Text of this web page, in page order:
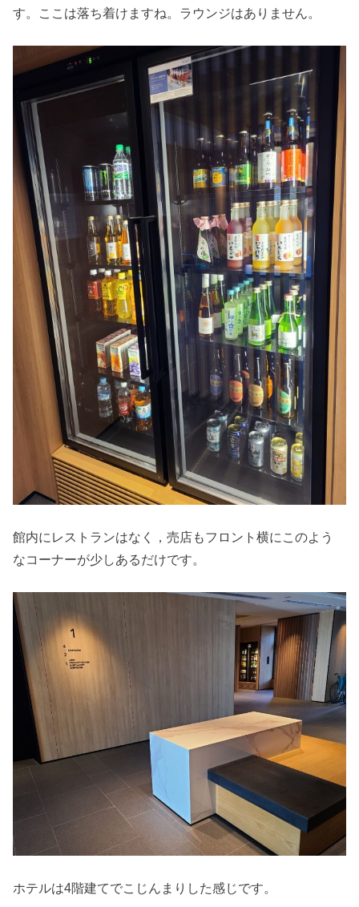
す。ここは落ち着けますね。ラウンジはありません。
館内にレストランはなく，売店もフロント横にこのよう
なコーナーが少しあるだけです。
ホテルは4階建てでこじんまりした感じです。